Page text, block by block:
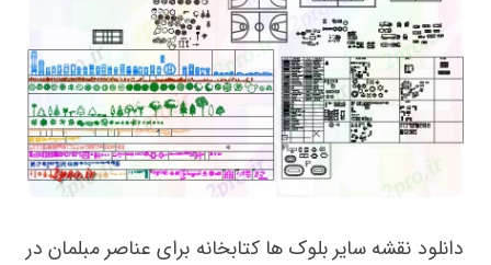
دانلود نقشه سایر بلوک ها کتابخانه برای عناصر مبلمان در